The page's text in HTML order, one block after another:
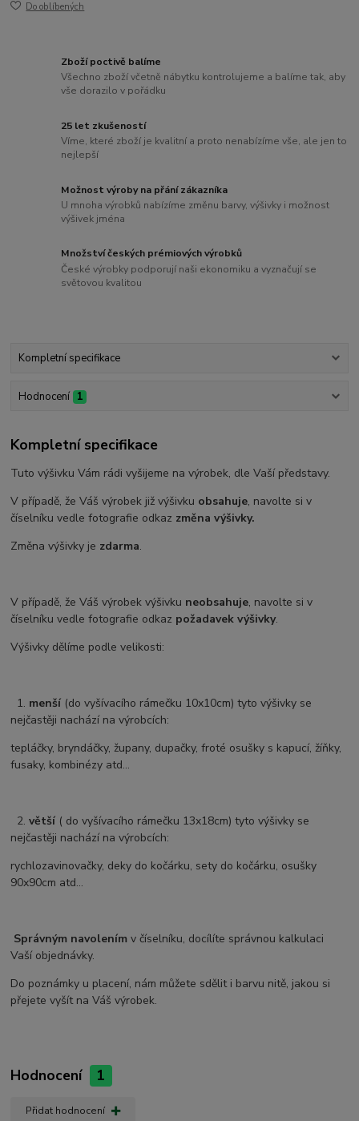
Do oblíbených
Zboží poctivě balíme
Všechno zboží včetně nábytku kontrolujeme a balíme tak, aby
vše dorazilo v pořádku
25 let zkušeností
Víme, které zboží je kvalitní a proto nenabízíme vše, ale jen to
nejlepší
Možnost výroby na přání zákazníka
U mnoha výrobků nabízíme změnu barvy, výšivky i možnost
výšivek jména
Množství českých prémiových výrobků
České výrobky podporují naši ekonomiku a vyznačují se
světovou kvalitou
Kompletní specifikace
Hodnocení 1
Kompletní specifikace
Tuto výšivku Vám rádi vyšijeme na výrobek, dle Vaší představy.
V případě, že Váš výrobek již výšivku obsahuje, navolte si v
číselníku vedle fotografie odkaz změna výšivky.
Změna výšivky je zdarma.
V případě, že Váš výrobek výšivku neobsahuje, navolte si v
číselníku vedle fotografie odkaz požadavek výšivky.
Výšivky dělíme podle velikosti:
1. menší (do vyšívacího rámečku 10x10cm) tyto výšivky se
nejčastěji nachází na výrobcích:
tepláčky, bryndáčky, župany, dupačky, froté osušky s kapucí, žíňky,
fusaky, kombinézy atd...
2.větší ( do vyšívacího rámečku 13x18cm) tyto výšivky se
nejčastěji nachází na výrobcích:
rychlozavinovačky, deky do kočárku, sety do kočárku, osušky
90x90cm atd...
Správným navolením v číselníku, docílíte správnou kalkulaci
Vaší objednávky.
Do poznámky u placení, nám můžete sdělit i barvu nitě, jakou si
přejete vyšít na Váš výrobek.
Hodnocení 1
Přidat hodnocení